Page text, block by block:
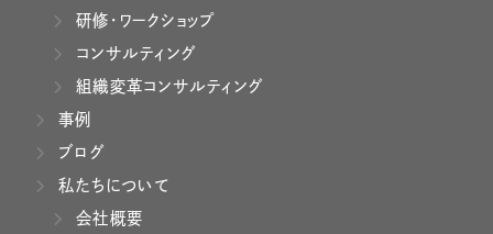
研修・ワークショップ
コンサルティング
組織変革コンサルティング
事例
ブログ
私たちについて
会社概要